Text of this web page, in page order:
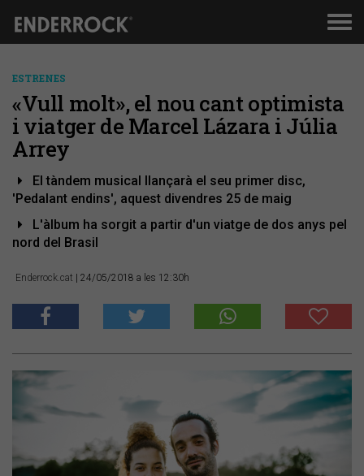
ESTRENES
«Vull molt», el nou cant optimista
i viatger de Marcel Lázara i Júlia
Arrey
El tàndem musical llançarà el seu primer disc,
'Pedalant endins', aquest divendres 25 de maig
L'àlbum ha sorgit a partir d'un viatge de dos anys pel
nord del Brasil
Enderrock.cat | 24/05/2018 a les 12:30h